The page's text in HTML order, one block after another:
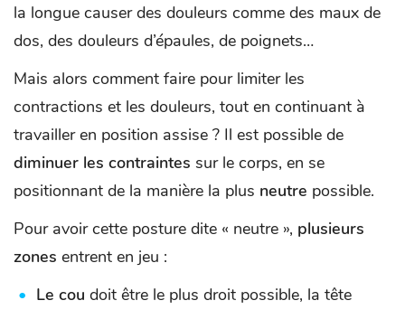
la longue causer des douleurs comme des maux de
dos, des douleurs d’épaules, de poignets…
Mais alors comment faire pour limiter les
contractions et les douleurs, tout en continuant à
travailler en position assise ? Il est possible de
diminuer les contraintes sur le corps, en se
positionnant de la manière la plus neutre possible.
Pour avoir cette posture dite « neutre », plusieurs
zones entrent en jeu :
Le cou doit être le plus droit possible, la tête